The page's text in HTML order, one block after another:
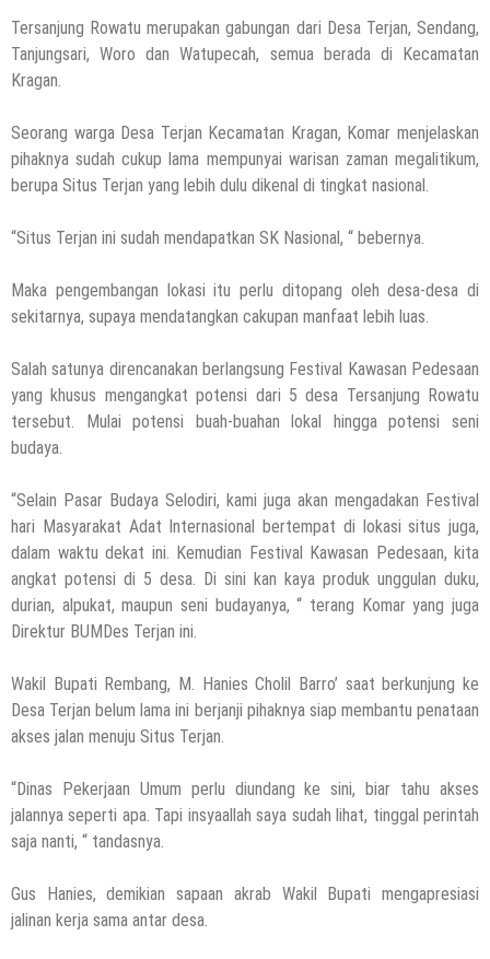
Tersanjung Rowatu merupakan gabungan dari Desa Terjan, Sendang,
Tanjungsari, Woro dan Watupecah, semua berada di Kecamatan
Kragan.
Seorang warga Desa Terjan Kecamatan Kragan, Komar menjelaskan
pihaknya sudah cukup lama mempunyai warisan zaman megalitikum,
berupa Situs Terjan yang lebih dulu dikenal di tingkat nasional.
“Situs Terjan ini sudah mendapatkan SK Nasional, “ bebernya.
Maka pengembangan lokasi itu perlu ditopang oleh desa-desa di
sekitarnya, supaya mendatangkan cakupan manfaat lebih luas.
Salah satunya direncanakan berlangsung Festival Kawasan Pedesaan
yang khusus mengangkat potensi dari 5 desa Tersanjung Rowatu
tersebut. Mulai potensi buah-buahan lokal hingga potensi seni
budaya.
“Selain Pasar Budaya Selodiri, kami juga akan mengadakan Festival
hari Masyarakat Adat Internasional bertempat di lokasi situs juga,
dalam waktu dekat ini. Kemudian Festival Kawasan Pedesaan, kita
angkat potensi di 5 desa. Di sini kan kaya produk unggulan duku,
durian, alpukat, maupun seni budayanya, “ terang Komar yang juga
Direktur BUMDes Terjan ini.
Wakil Bupati Rembang, M. Hanies Cholil Barro’ saat berkunjung ke
Desa Terjan belum lama ini berjanji pihaknya siap membantu penataan
akses jalan menuju Situs Terjan.
“Dinas Pekerjaan Umum perlu diundang ke sini, biar tahu akses
jalannya seperti apa. Tapi insyaallah saya sudah lihat, tinggal perintah
saja nanti, “ tandasnya.
Gus Hanies, demikian sapaan akrab Wakil Bupati mengapresiasi
jalinan kerja sama antar desa.